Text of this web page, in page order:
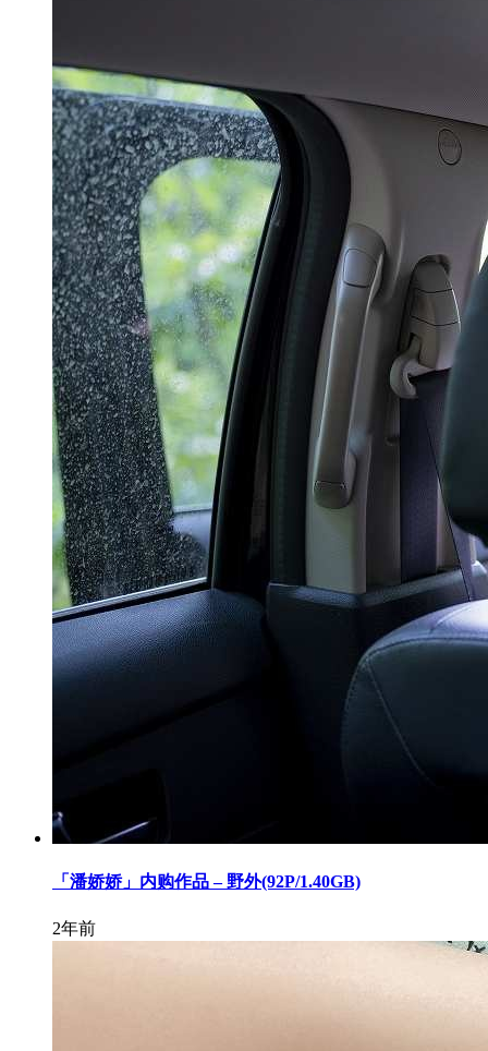
「潘娇娇」内购作品 – 野外(92P/1.40GB)
2年前